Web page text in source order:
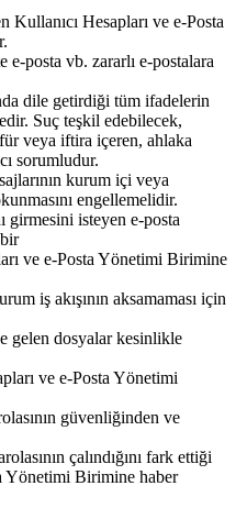
Kullanıcı Hesapları ve e-Posta
e-posta vb. zararlı e-postalara
dile getirdiği tüm ifadelerin
Suç teşkil edebilecek,
veya iftira içeren, ahlaka
sorumludur.
kurum içi veya
engellemelidir.
girmesini isteyen e-posta
ve e-Posta Yönetimi Birimine
iş akışının aksamaması için
gelen dosyalar kesinlikle
ve e-Posta Yönetimi
güvenliğinden ve
çalındığını fark ettiği
Yönetimi Birimine haber